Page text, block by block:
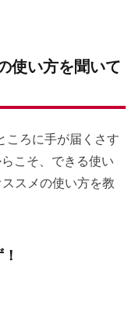
使い方を聞いて
ころに手が届くさす
こそ、できる使い
スメの使い方を教